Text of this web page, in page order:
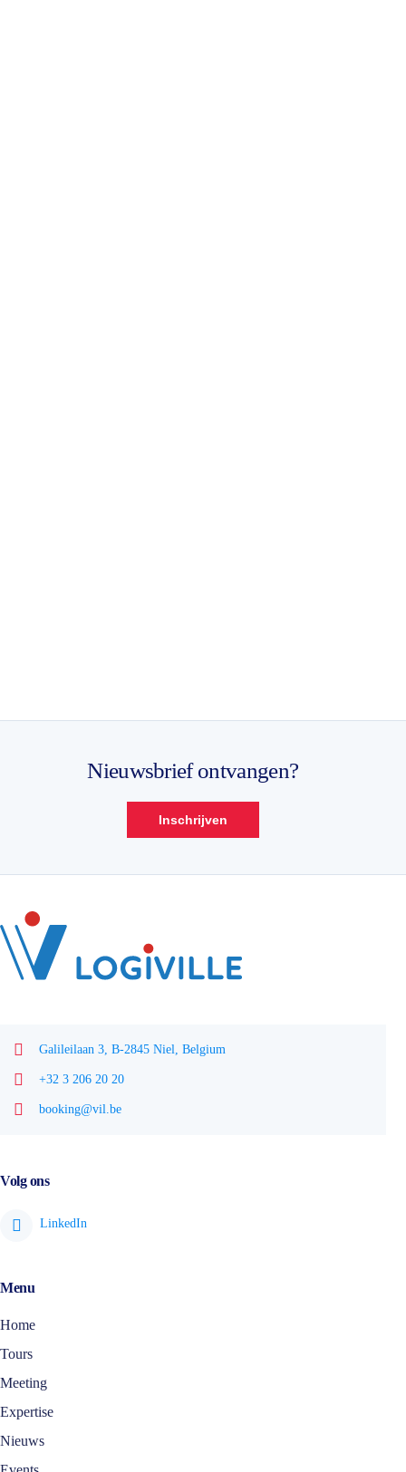
Nieuwsbrief ontvangen?
Inschrijven
Galileilaan 3, B-2845 Niel, Belgium
+32 3 206 20 20
booking@vil.be
Volg ons
Menu
Home
Tours
Meeting
Expertise
Nieuws